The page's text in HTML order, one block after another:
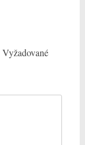
Vyžadované